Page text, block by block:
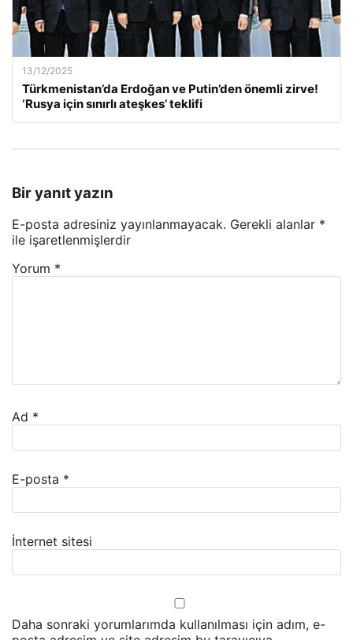
13/12/2025
Türkmenistan’da Erdoğan ve Putin’den önemli zirve!
‘Rusya için sınırlı ateşkes’ teklifi
Bir yanıt yazın
E-posta adresiniz yayınlanmayacak. Gerekli alanlar *
ile işaretlenmişlerdir
Yorum *
Ad *
E-posta *
İnternet sitesi
Daha sonraki yorumlarımda kullanılması için adım, e-